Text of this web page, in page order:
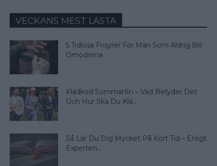
VECKANS MEST LÄSTA
5 Tidlösa Frisyrer För Män Som Aldrig Blir
Omoderna
Klädkod Sommarfin – Vad Betyder Det
Och Hur Ska Du Klä...
Så Lär Du Dig Mycket På Kort Tid – Enligt
Experten...